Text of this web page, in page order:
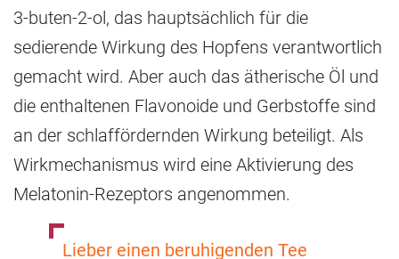
3-buten-2-ol, das hauptsächlich für die
sedierende Wirkung des Hopfens verantwortlich
gemacht wird. Aber auch das ätherische Öl und
die enthaltenen Flavonoide und Gerbstoffe sind
an der schlaffördernden Wirkung beteiligt. Als
Wirkmechanismus wird eine Aktivierung des
Melatonin-Rezeptors angenommen.
Lieber einen beruhigenden Tee